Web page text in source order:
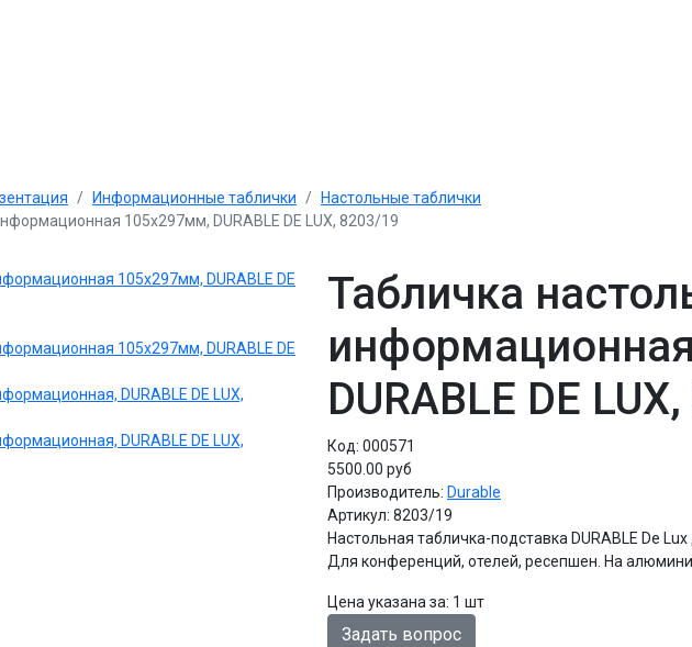
Информационные таблички
Настольные таблички
105х297мм, DURABLE DE LUX, 8203/19
Табличка
DURABLE DE
Код: 000571
5500.00 руб
Производитель: Durable
Артикул: 8203/19
Настольная табличка-подставка DURABLE De
Для конференций, отелей, ресепшен. На
Цена указана за: 1 шт
Задать вопрос